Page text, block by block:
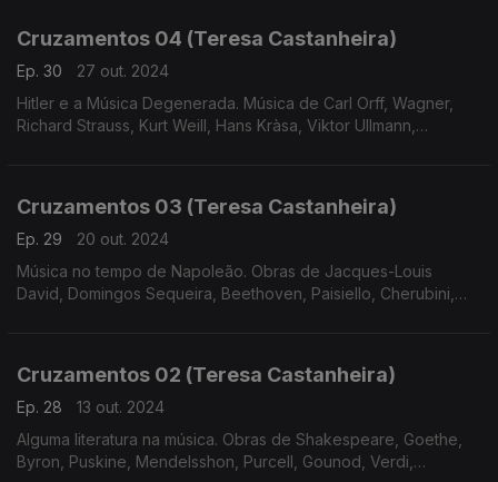
Cruzamentos 04 (Teresa Castanheira)
Ep. 30
27 out. 2024
Hitler e a Música Degenerada. Música de Carl Orff, Wagner,
Richard Strauss, Kurt Weill, Hans Kràsa, Viktor Ullmann,
Cruzamentos 03 (Teresa Castanheira)
Ep. 29
20 out. 2024
Música no tempo de Napoleão. Obras de Jacques-Louis
David, Domingos Sequeira, Beethoven, Paisiello, Cherubini,
Cruzamentos 02 (Teresa Castanheira)
Ep. 28
13 out. 2024
Alguma literatura na música. Obras de Shakespeare, Goethe,
Byron, Puskine, Mendelsshon, Purcell, Gounod, Verdi,